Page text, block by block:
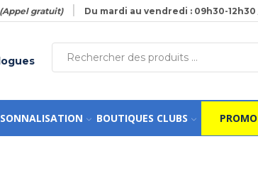
(Appel gratuit) Du mardi au vendredi : 09h30-12h30
BOUTIQUES CLUBS